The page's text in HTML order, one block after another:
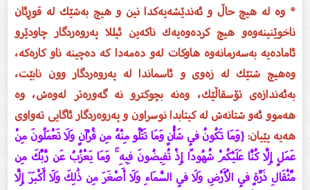
* وە لە هیچ حاڵ و ئەندێشەیەكدا نین و هیچ بەشێك لە قوڕئان
ناخوێنینەوەو هیچ كردەوەیەك ناكەین ئیللا پەروەردگار چاودێرو
ئامادەیە بەسەرمانەوە هاوكات لەو دەمەدا كە دەچینە ناو كارەكە،
وەهیچ شتێك لە زەوی و ئاسماندا لە پەروەردگار وون نابێت،
بەئەندازەی تۆسقاڵێك، وەنە بچوكترو نە گەورەتر لەوەش، وە
هەموو ئەو شتانەش لە كیتابدا نوسراون و پەروەردگار ئاگایی تەواوی
هەیە پێیان:{وَمَا تَكُونُ فِي شَأْنٍ وَمَا تَتْلُو مِنْهُ مِن قُرْآنٍ وَلَا تَعْمَلُونَ مِنْ
عَمَلٍ إِلَّا كُنَّا عَلَيْكُمْ شُهُودًا إِذْ تُفِيضُونَ فِيهِ ۚ وَمَا يَعْزُبُ عَن رَّبِّكَ مِن
مِّثْقَالِ ذَرَّةٍ فِي الْأَرْضِ وَلَا فِي السَّمَاءِ وَلَا أَصْغَرَ مِن ذَٰلِكَ وَلَا أَكْبَرَ إِلَّا